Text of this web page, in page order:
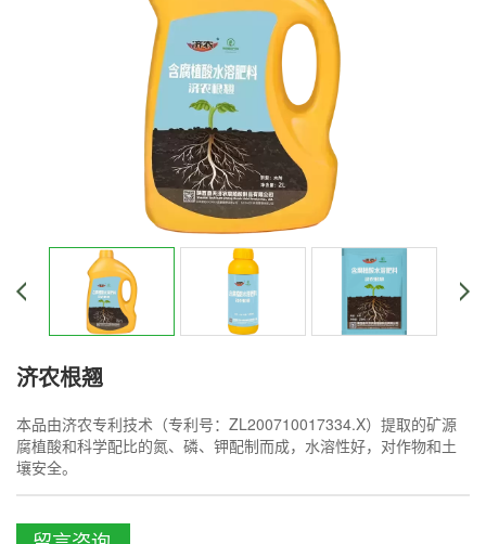
济农根翘
本品由济农专利技术（专利号：ZL200710017334.X）提取的矿源
腐植酸和科学配比的氮、磷、钾配制而成，水溶性好，对作物和土
壤安全。